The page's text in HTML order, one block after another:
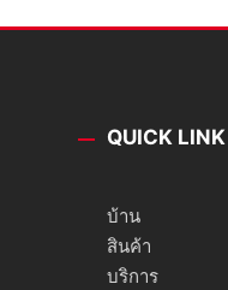
QUICK LINK
บ้าน
สินค้า
บริการ